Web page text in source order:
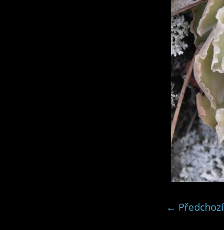
← Předchozí